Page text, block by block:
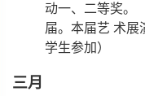
动一、二等奖。
届。本届艺 术展
学生参加）
三月